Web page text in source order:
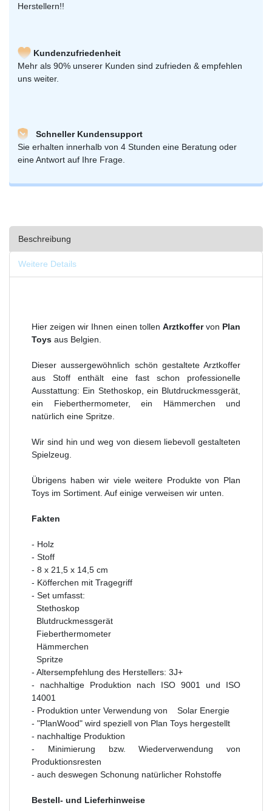
Herstellern!!
Kundenzufriedenheit
Mehr als 90% unserer Kunden sind zufrieden & empfehlen
uns weiter.
Schneller Kundensupport
Sie erhalten innerhalb von 4 Stunden eine Beratung oder
eine Antwort auf Ihre Frage.
Beschreibung
Weitere Details
Hier zeigen wir Ihnen einen tollen Arztkoffervon Plan
Toys aus Belgien.
Dieser aussergewöhnlich schön gestaltete Arztkoffer
aus Stoff enthält eine fast schon professionelle
Ausstattung: Ein Stethoskop, ein Blutdruckmessgerät,
ein Fieberthermometer, ein Hämmerchen und
natürlich eine Spritze.
Wir sind hin und weg von diesem liebevoll gestalteten
Spielzeug.
Übrigens haben wir viele weitere Produkte von Plan
Toys im Sortiment. Auf einige verweisen wir unten.
Fakten
- Holz
- Stoff
- 8 x 21,5 x 14,5 cm
- Köfferchen mit Tragegriff
- Set umfasst:
Stethoskop
Blutdruckmessgerät
Fieberthermometer
Hämmerchen
Spritze
- Altersempfehlung des Herstellers: 3J+
- nachhaltige Produktion nach ISO 9001 und ISO
14001
- Produktion unter Verwendung von
Solar Energie
- "PlanWood" wird speziell von Plan Toys hergestellt
- nachhaltige Produktion
- Minimierung bzw. Wiederverwendung von
Produktionsresten
- auch deswegen Schonung natürlicher Rohstoffe
Bestell- und Lieferhinweise